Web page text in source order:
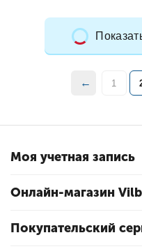
1
Моя учетная запись
Онлайн-магазин
Покупательский